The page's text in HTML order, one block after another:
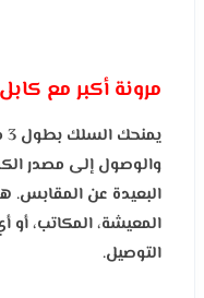
مرونة أكبر مع كابل
والوصول إلى مصدر
البعيدة عن المقابس.
المعيشة، المكاتب،
التوصيل.